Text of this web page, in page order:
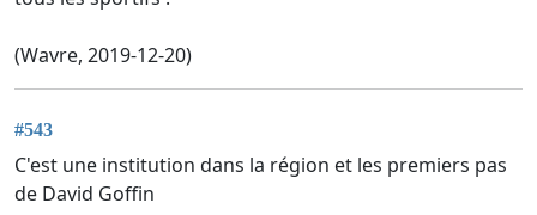
(Wavre, 2019-12-20)
#543
C'est une institution dans la région et les premiers pas
de David Goffin